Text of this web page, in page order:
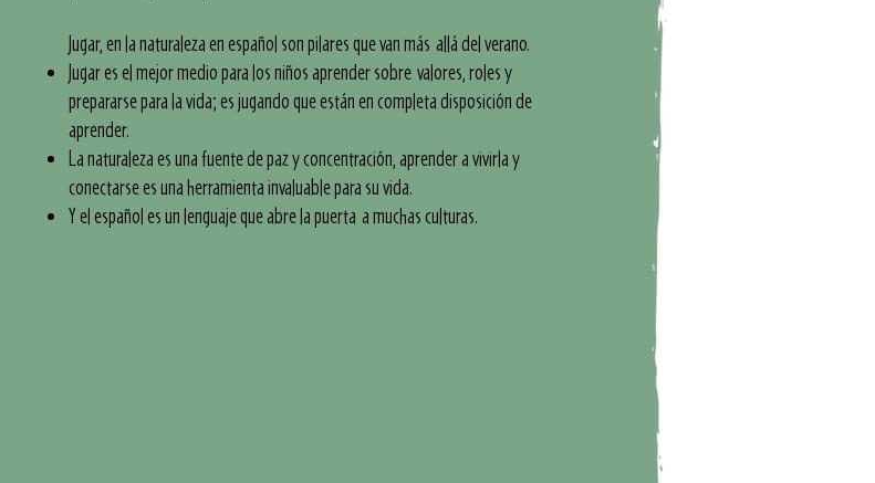
Jugar, en la naturaleza en español son pilares que van más allá del verano.
Jugar es el mejor medio para los niños aprender sobre valores, roles y
prepararse para la vida; es jugando que están en completa disposición de
aprender.
La naturaleza es una fuente de paz y concentración, aprender a vivirla y
conectarse es una herramienta invaluable para su vida.
Y el español es un lenguaje que abre la puerta a muchas culturas.